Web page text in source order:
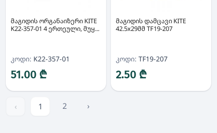
მაგიდის ორგანაიზერი KITE
K22-357-01 4 ერთეული, მუყ...
კოდი: K22-357-01
51.00 ₾
მაგიდის დამცავი KITE
42.5x29მმ TF19-207
კოდი: TF19-207
2.50 ₾
‹ 1 2 ›